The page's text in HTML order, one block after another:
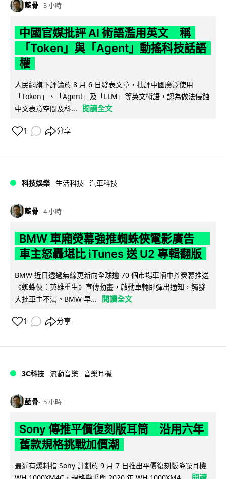
藍骨 3 小時
中國官媒批評 AI 術語濫用英文 稱
「Token」與「Agent」動搖科技話語
權
人民網旗下評論於 8 月 6 日發表文章，批評中國廣泛使用
「Token」、「Agent」及「LLM」等英文術語，認為做法侵蝕
中文表意空間及科...
閱讀全文
1 分享
科技娛樂 生活科技 汽車科技
藍骨 4 小時
BMW 車廂熒幕強推蜘蛛俠電影廣告
車主怒轟堪比 iTunes 送 U2 專輯翻版
BMW 近日透過無線更新向全球逾 70 個市場車輛中控熒幕推送
《蜘蛛俠：英雄重生》宣傳動畫，啟動車輛即彈出通知，觸發
大批車主不滿。BMW 早...
閱讀全文
1 分享
3C科技 流動音樂 音樂耳機
藍骨 5 小時
Sony 傳推平價復刻版耳筒 沿用六年
舊款規格挑戰加價潮
最近有爆料指 Sony 計劃於 9 月 7 日推出平價復刻版降噪耳機